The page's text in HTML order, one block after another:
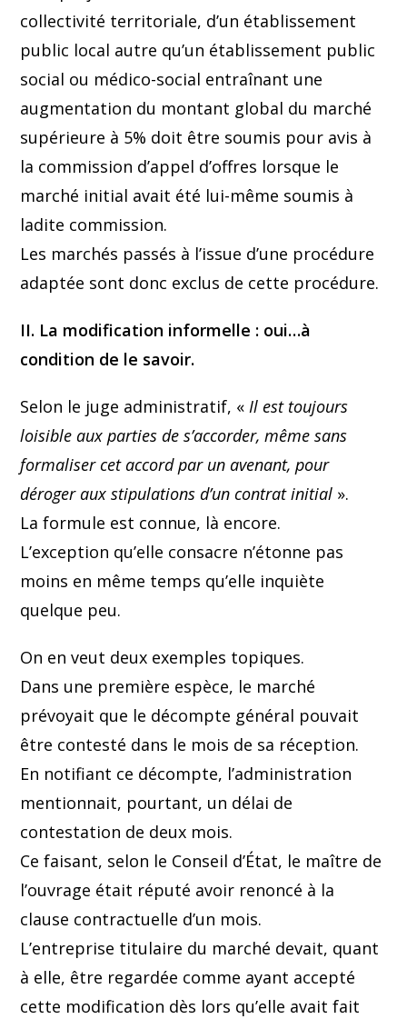
collectivité territoriale, d’un établissement
public local autre qu’un établissement public
social ou médico-social entraînant une
augmentation du montant global du marché
supérieure à 5% doit être soumis pour avis à
la commission d’appel d’offres lorsque le
marché initial avait été lui-même soumis à
ladite commission.
Les marchés passés à l’issue d’une procédure
adaptée sont donc exclus de cette procédure.
II. La modification informelle : oui…à
condition de le savoir.
Selon le juge administratif, «Il est toujours
loisible aux parties de s’accorder, même sans
formaliser cet accord par un avenant, pour
déroger aux stipulations d’un contrat initial ».
La formule est connue, là encore.
L’exception qu’elle consacre n’étonne pas
moins en même temps qu’elle inquiète
quelque peu.
On en veut deux exemples topiques.
Dans une première espèce, le marché
prévoyait que le décompte général pouvait
être contesté dans le mois de sa réception.
En notifiant ce décompte, l’administration
mentionnait, pourtant, un délai de
contestation de deux mois.
Ce faisant, selon le Conseil d’État, le maître de
l’ouvrage était réputé avoir renoncé à la
clause contractuelle d’un mois.
L’entreprise titulaire du marché devait, quant
à elle, être regardée comme ayant accepté
cette modification dès lors qu’elle avait fait